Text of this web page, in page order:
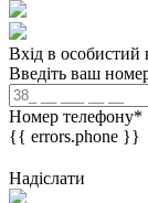
Вхід в особистий
Введіть ваш
Номер телефону*
{{ errors.phone }}
Надіслати